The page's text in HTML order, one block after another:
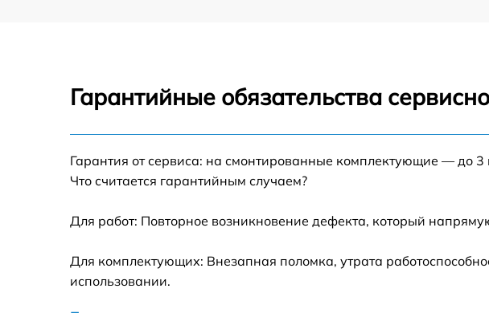
Гарантийные обязательства
Гарантия от сервиса: на смонтированные комплектующие — до 3
Что считается гарантийным случаем?
Для работ: Повторное возникновение дефекта, который
Для комплектующих: Внезапная поломка, утрата
использовании.